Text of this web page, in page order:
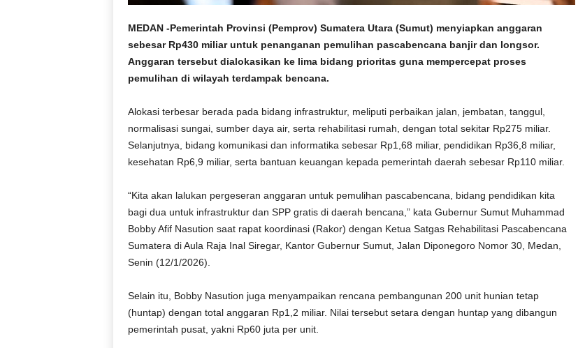
MEDAN -Pemerintah Provinsi (Pemprov) Sumatera Utara (Sumut) menyiapkan anggaran
sebesar Rp430 miliar untuk penanganan pemulihan pascabencana banjir dan longsor.
Anggaran tersebut dialokasikan ke lima bidang prioritas guna mempercepat proses
pemulihan di wilayah terdampak bencana.
Alokasi terbesar berada pada bidang infrastruktur, meliputi perbaikan jalan, jembatan, tanggul,
normalisasi sungai, sumber daya air, serta rehabilitasi rumah, dengan total sekitar Rp275 miliar.
Selanjutnya, bidang komunikasi dan informatika sebesar Rp1,68 miliar, pendidikan Rp36,8 miliar,
kesehatan Rp6,9 miliar, serta bantuan keuangan kepada pemerintah daerah sebesar Rp110 miliar.
“Kita akan lalukan pergeseran anggaran untuk pemulihan pascabencana, bidang pendidikan kita
bagi dua untuk infrastruktur dan SPP gratis di daerah bencana,” kata Gubernur Sumut Muhammad
Bobby Afif Nasution saat rapat koordinasi (Rakor) dengan Ketua Satgas Rehabilitasi Pascabencana
Sumatera di Aula Raja Inal Siregar, Kantor Gubernur Sumut, Jalan Diponegoro Nomor 30, Medan,
Senin (12/1/2026).
Selain itu, Bobby Nasution juga menyampaikan rencana pembangunan 200 unit hunian tetap
(huntap) dengan total anggaran Rp1,2 miliar. Nilai tersebut setara dengan huntap yang dibangun
pemerintah pusat, yakni Rp60 juta per unit.